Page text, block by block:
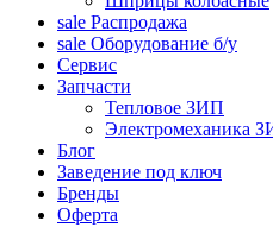
sale Распродажа
sale Оборудование б/у
Сервис
Запчасти
Тепловое ЗИП
Электромеханика
Блог
Заведение под ключ
Бренды
Оферта